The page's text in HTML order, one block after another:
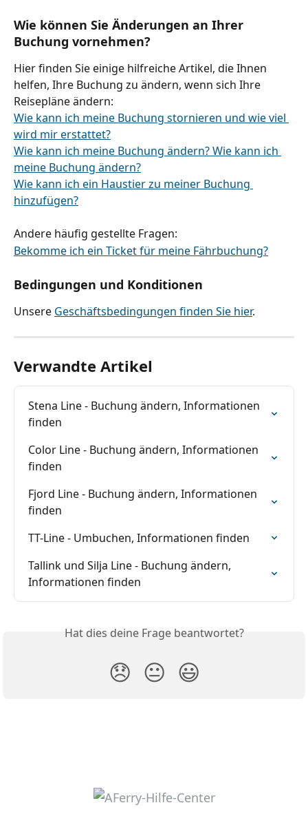
Wie können Sie Änderungen an Ihrer
Buchung vornehmen?
Hier finden Sie einige hilfreiche Artikel, die Ihnen
helfen, Ihre Buchung zu ändern, wenn sich Ihre
Reisepläne ändern:
Wie kann ich meine Buchung stornieren und wie viel
wird mir erstattet?
Wie kann ich meine Buchung ändern? Wie kann ich
meine Buchung ändern?
Wie kann ich ein Haustier zu meiner Buchung
hinzufügen?
Andere häufig gestellte Fragen:
Bekomme ich ein Ticket für meine Fährbuchung?
Bedingungen und Konditionen
Unsere Geschäftsbedingungen finden Sie hier.
Verwandte Artikel
Stena Line - Buchung ändern, Informationen
finden
Color Line - Buchung ändern, Informationen
finden
Fjord Line - Buchung ändern, Informationen
finden
TT-Line - Umbuchen, Informationen finden
Tallink und Silja Line - Buchung ändern,
Informationen finden
Hat dies deine Frage beantwortet?
😞 😐 😃